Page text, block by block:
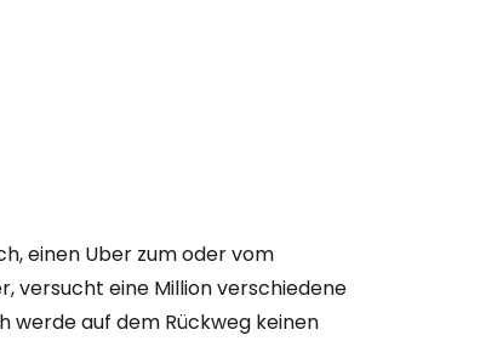
einen Uber zum oder vom
versucht eine Million verschiedene
werde auf dem Rückweg keinen